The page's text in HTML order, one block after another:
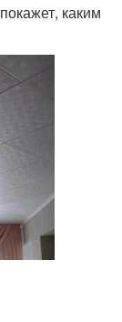
каким